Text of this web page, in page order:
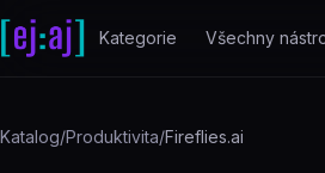
Přeskočit na obsah
Kategorie Všechny
Katalog/Produktivita/Fireflies.ai